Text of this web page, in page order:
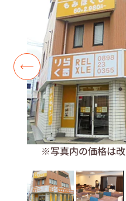
コラム一覧
よくあるご質問
応募
※写真内の価格は